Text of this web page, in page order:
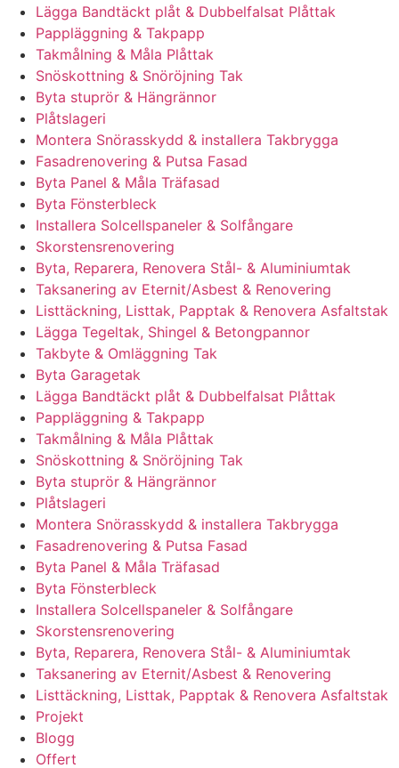
Lägga Bandtäckt plåt & Dubbelfalsat Plåttak
Pappläggning & Takpapp
Takmålning & Måla Plåttak
Snöskottning & Snöröjning Tak
Byta stuprör & Hängrännor
Plåtslageri
Montera Snörasskydd & installera Takbrygga
Fasadrenovering & Putsa Fasad
Byta Panel & Måla Träfasad
Byta Fönsterbleck
Installera Solcellspaneler & Solfångare
Skorstensrenovering
Byta, Reparera, Renovera Stål- & Aluminiumtak
Taksanering av Eternit/Asbest & Renovering
Listtäckning, Listtak, Papptak & Renovera Asfaltstak
Lägga Tegeltak, Shingel & Betongpannor
Takbyte & Omläggning Tak
Byta Garagetak
Lägga Bandtäckt plåt & Dubbelfalsat Plåttak
Pappläggning & Takpapp
Takmålning & Måla Plåttak
Snöskottning & Snöröjning Tak
Byta stuprör & Hängrännor
Plåtslageri
Montera Snörasskydd & installera Takbrygga
Fasadrenovering & Putsa Fasad
Byta Panel & Måla Träfasad
Byta Fönsterbleck
Installera Solcellspaneler & Solfångare
Skorstensrenovering
Byta, Reparera, Renovera Stål- & Aluminiumtak
Taksanering av Eternit/Asbest & Renovering
Listtäckning, Listtak, Papptak & Renovera Asfaltstak
Projekt
Blogg
Offert